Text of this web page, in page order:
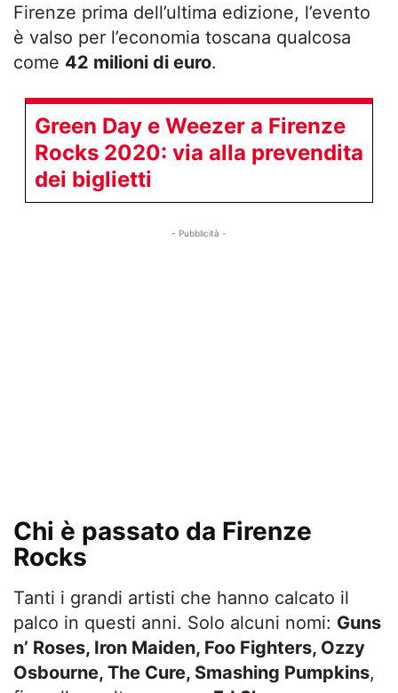
Firenze prima dell’ultima edizione, l’evento
è valso per l’economia toscana qualcosa
come 42 milioni di euro.
Green Day e Weezer a Firenze
Rocks 2020: via alla prevendita
dei biglietti
- Pubblicità -
Chi è passato da Firenze
Rocks
Tanti i grandi artisti che hanno calcato il
palco in questi anni. Solo alcuni nomi: Guns
n’ Roses, Iron Maiden, Foo Fighters, Ozzy
Osbourne, The Cure, Smashing Pumpkins,